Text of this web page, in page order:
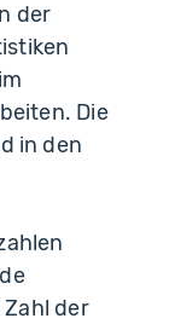
der
Die
in den
der